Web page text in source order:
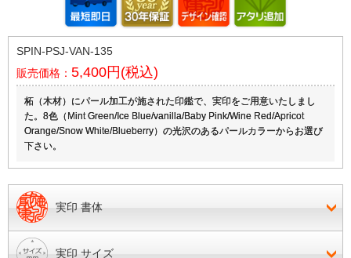
SPIN-PSJ-VAN-135
販売価格： 5,400円(税込)
柘（木材）にパール加工が施された印鑑で、実印をご用意いたしまし
た。8色（Mint Green/Ice Blue/vanilla/Baby Pink/Wine Red/Apricot
Orange/Snow White/Blueberry）の光沢のあるパールカラーからお選び
下さい。
実印 書体
実印 サイズ